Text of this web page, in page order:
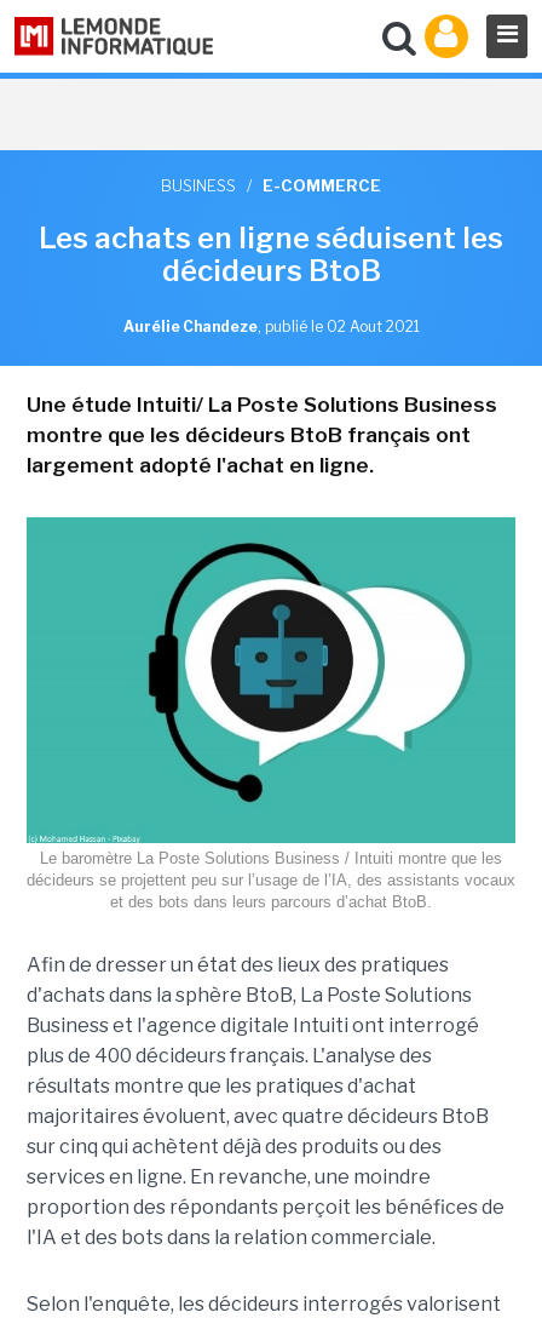
BUSINESS / E-COMMERCE
Les achats en ligne séduisent les
décideurs BtoB
Aurélie Chandeze, publié le 02 Aout 2021
Une étude Intuiti/ La Poste Solutions Business
montre que les décideurs BtoB français ont
largement adopté l'achat en ligne.
Le baromètre La Poste Solutions Business / Intuiti montre que les
décideurs se projettent peu sur l’usage de l’IA, des assistants vocaux
et des bots dans leurs parcours d’achat BtoB.
Afin de dresser un état des lieux des pratiques
d'achats dans la sphère BtoB, La Poste Solutions
Business et l'agence digitale Intuiti ont interrogé
plus de 400 décideurs français. L'analyse des
résultats montre que les pratiques d'achat
majoritaires évoluent, avec quatre décideurs BtoB
sur cinq qui achètent déjà des produits ou des
services en ligne. En revanche, une moindre
proportion des répondants perçoit les bénéfices de
l'IA et des bots dans la relation commerciale.
Selon l'enquête, les décideurs interrogés valorisent